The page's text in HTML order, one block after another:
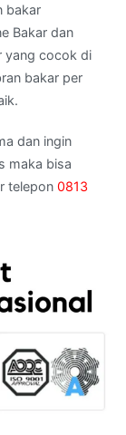
bakar
Bakar dan
yang cocok di
bakar per
dan ingin
maka bisa
telepon 0813